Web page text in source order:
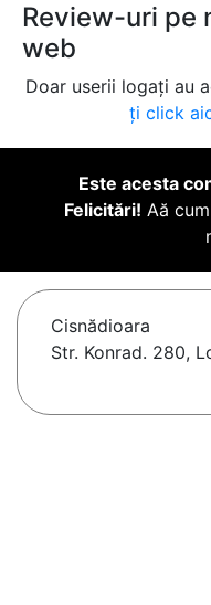
Review-uri pe
web
Doar userii logați au
ți click
Este acesta
Felicitări! Aă
Cisnădioara
Str. Konrad. 280,